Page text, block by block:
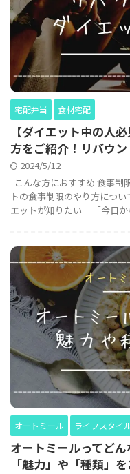
宅配弁当 食材宅配
【ダイエット中の人
方をご紹介！リバウ
2024/5/12
こんな方におすすめ 食事制
トの食事制限のやり方につ
エットが知りたい 「今日か
オートミール ライフスタイ
オートミールってど
「魅力」や「種類」を